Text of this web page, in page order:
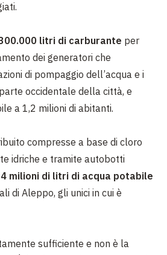
litri di carburante per
dei generatori che
di pompaggio dell’acqua e i
occidentale della città, e
a 1,2 milioni di abitanti.
compresse a base di cloro
idriche e tramite autobotti
4 milioni di litri di acqua potabile
di Aleppo, gli unici in cui è
sufficiente e non è la